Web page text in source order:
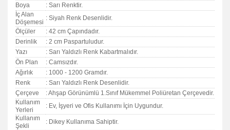
Boya
: Sarı Renktir.
İç Alan
Döşemesi
: Siyah Renk Desenlidir.
Ölçüler
: 42 cm Çapındadır.
Derinlik
: 2 cm Paspartuludur.
Yazı
: Sarı Yaldızlı Renk Kabartmalıdır.
Ön Plan
: Camsızdır.
Ağırlık
: 1000 - 1200 Gramdır.
Renk
: Sarı Yaldızlı Renk Desenlidir.
Çerçeve
: Ahşap Görünümlü 1.Sınıf Mükemmel Poliüretan Çerçevedir.
Kullanım
Yerleri
: Ev, İşyeri ve Ofis Kullanımı İçin Uygundur.
Kullanım
Şekli
: Dikey Kullanıma Sahiptir.